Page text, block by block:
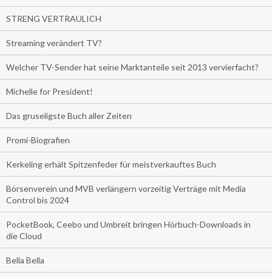
STRENG VERTRAULICH
Streaming verändert TV?
Welcher TV-Sender hat seine Marktanteile seit 2013 vervierfacht?
Michelle for President!
Das gruseligste Buch aller Zeiten
Promi-Biografien
Kerkeling erhält Spitzenfeder für meistverkauftes Buch
Börsenverein und MVB verlängern vorzeitig Verträge mit Media
Control bis 2024
PocketBook, Ceebo und Umbreit bringen Hörbuch-Downloads in
die Cloud
Bella Bella